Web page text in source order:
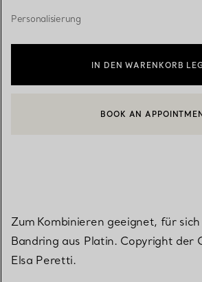
Personalisierung
IN DEN WARENKORB
EINEN KUNDENBERATER
BOOK AN
Zum Kombinieren geeignet, für
Bandring aus Platin. Copyright der
Elsa Peretti.